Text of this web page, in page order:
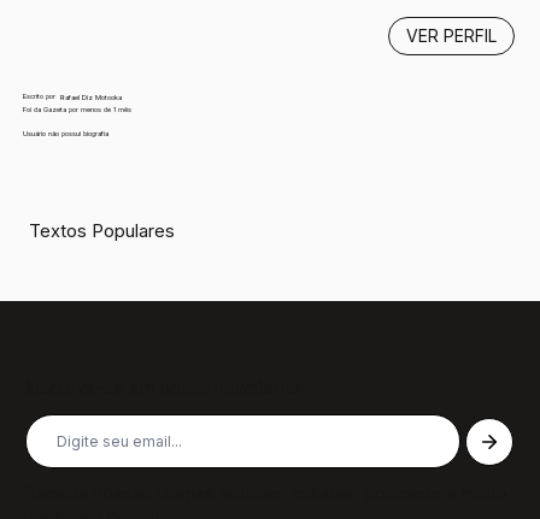
Escrito por
Rafael Diz Motooka
Foi da Gazeta por menos de 1 mês
Usuário não possui biografia
VER PERFIL
Textos Populares